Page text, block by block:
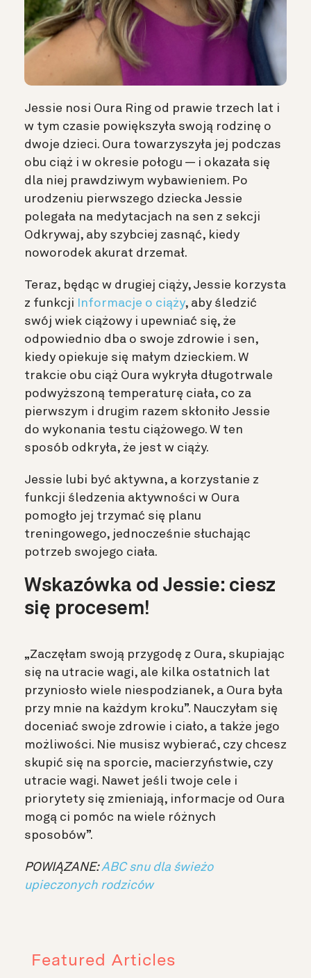
Jessie nosi Oura Ring od prawie trzech lat i
w tym czasie powiększyła swoją rodzinę o
dwoje dzieci. Oura towarzyszyła jej podczas
obu ciąż i w okresie połogu — i okazała się
dla niej prawdziwym wybawieniem. Po
urodzeniu pierwszego dziecka Jessie
polegała na medytacjach na sen z sekcji
Odkrywaj, aby szybciej zasnąć, kiedy
noworodek akurat drzemał.
Teraz, będąc w drugiej ciąży, Jessie korzysta
z funkcji
Informacje o ciąży, aby śledzić
swój wiek ciążowy i upewniać się, że
odpowiednio dba o swoje zdrowie i sen,
kiedy opiekuje się małym dzieckiem. W
trakcie obu ciąż Oura wykryła długotrwale
podwyższoną temperaturę ciała, co za
pierwszym i drugim razem skłoniło Jessie
do wykonania testu ciążowego. W ten
sposób odkryła, że jest w ciąży.
Jessie lubi być aktywna, a korzystanie z
funkcji śledzenia aktywności w Oura
pomogło jej trzymać się planu
treningowego, jednocześnie słuchając
potrzeb swojego ciała.
Wskazówka od Jessie: ciesz
się procesem!
„Zaczęłam swoją przygodę z Oura, skupiając
się na utracie wagi, ale kilka ostatnich lat
przyniosło wiele niespodzianek, a Oura była
przy mnie na każdym kroku”. Nauczyłam się
doceniać swoje zdrowie i ciało, a także jego
możliwości. Nie musisz wybierać, czy chcesz
skupić się na sporcie, macierzyństwie, czy
utracie wagi. Nawet jeśli twoje cele i
priorytety się zmieniają, informacje od Oura
mogą ci pomóc na wiele różnych
sposobów”.
POWIĄZANE:ABC snu dla świeżo
upieczonych rodziców
Featured Articles